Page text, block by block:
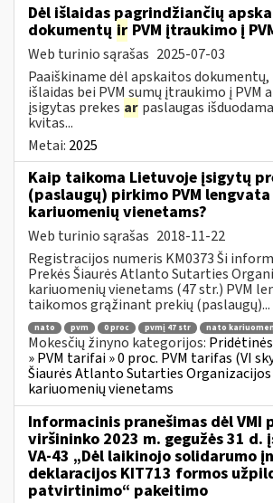
Dėl išlaidas pagrindžiančių
dokumentų ir PVM įtraukimo į
Web turinio sąrašas 2025-07-03
Paaiškiname dėl apskaitos
išlaidas bei PVM sumų įtraukimo į PVM
įsigytas prekes ar paslaugas
kvitas...
Metai: 2025
Kaip taikoma Lietuvoje įsigytų
(paslaugų) pirkimo PVM lengvata
kariuomenių vienetams?
Web turinio sąrašas 2018-11-22
Registracijos numeris KM0373 Ši
Prekės Šiaurės Atlanto Sutarties
kariuomenių vienetams (47 str.) PVM
taikomos grąžinant prekių (paslaugų)...
nato pvm 0 proc pvmį 47 str nato
Mokesčių žinyno kategorijos:
» PVM tarifai » 0 proc. PVM tarifas (VI
Šiaurės Atlanto Sutarties
kariuomenių vienetams
Informacinis pranešimas dėl VMI
viršininko 2023 m. gegužės 31 d.
VA-43 „Dėl laikinojo solidarumo
deklaracijos KIT713 formos
patvirtinimo“ pakeitimo